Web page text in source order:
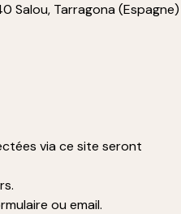
Salou, Tarragona (Espagne)
via ce site seront
ou email.